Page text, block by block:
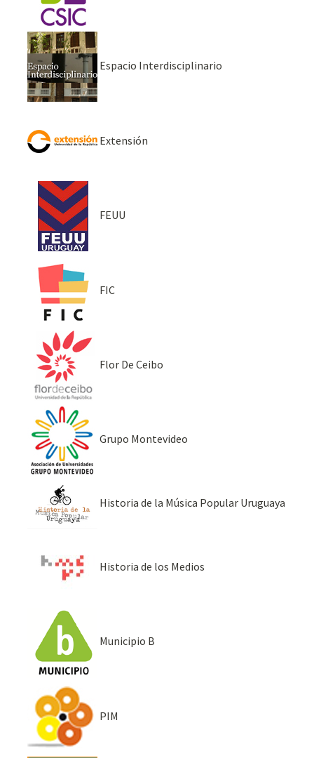
Espacio Interdisciplinario
Extensión
FEUU
FIC
Flor De Ceibo
Grupo Montevideo
Historia de la Música Popular Uruguaya
Historia de los Medios
Municipio B
PIM